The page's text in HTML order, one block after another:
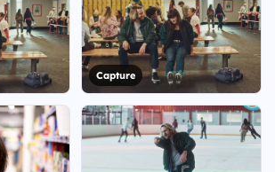
Capture